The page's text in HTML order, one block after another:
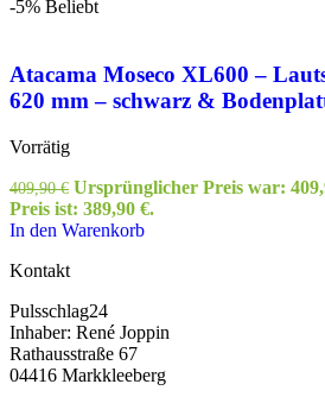
-5% Beliebt
Atacama Moseco XL600 –
620 mm – schwarz &
Vorrätig
409,90€ Ursprünglicher Preis war:
Preis ist: 389,90 €.
In den Warenkorb
Kontakt
Pulsschlag24
Inhaber: René Joppin
Rathausstraße 67
04416 Markkleeberg